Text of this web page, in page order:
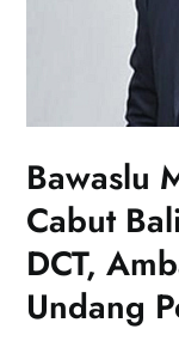
Bawaslu
Cabut
DCT,
Undang